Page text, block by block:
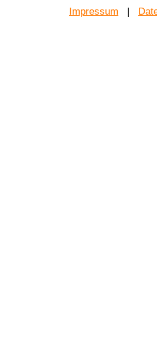
Impressum |